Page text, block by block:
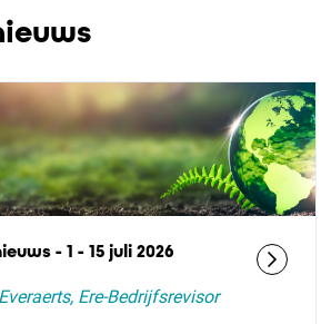
- 1 - 15 juli 2026
Ere-Bedrijfsrevisor